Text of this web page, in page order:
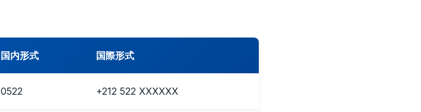
国内形式 国際形式
0522 +212 522 XXXXXX